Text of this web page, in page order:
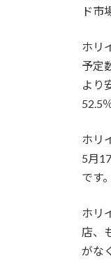
ド市
ホリ
予定
より
52.5
ホリ
5月
です。
ホリ
店、
がな